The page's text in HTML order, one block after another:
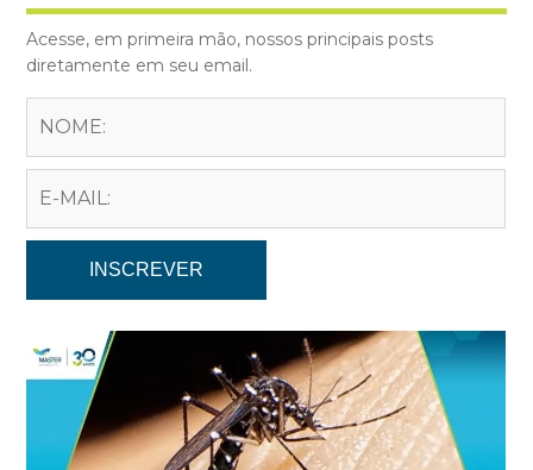
Acesse, em primeira mão, nossos principais posts
diretamente em seu email.